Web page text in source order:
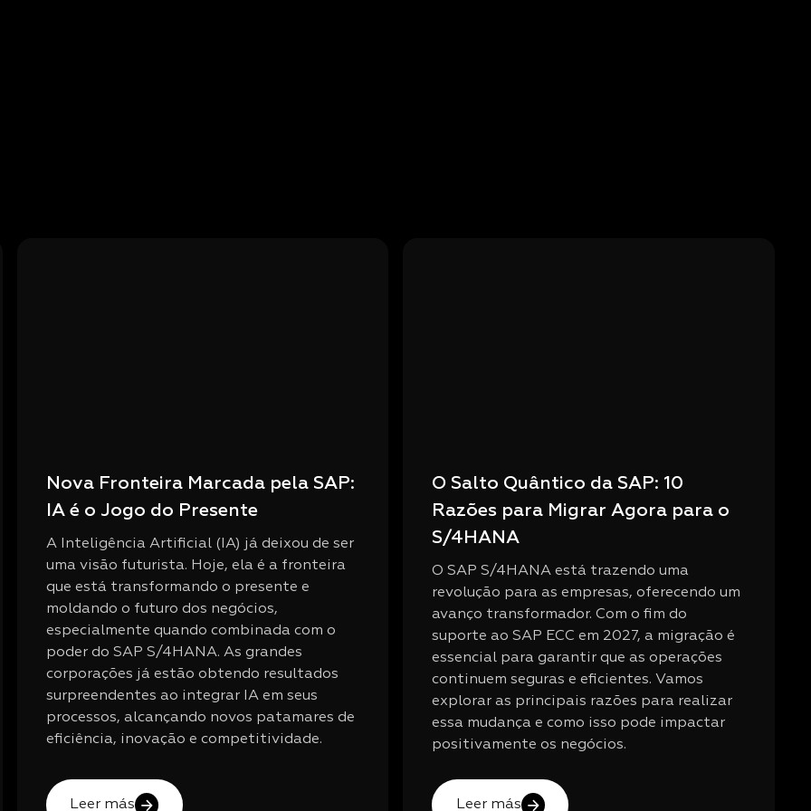
Nova Fronteira Marcada pela SAP:
IA é o Jogo do Presente
A Inteligência Artificial (IA) já deixou de ser
uma visão futurista. Hoje, ela é a fronteira
que está transformando o presente e
moldando o futuro dos negócios,
especialmente quando combinada com o
poder do SAP S/4HANA. As grandes
corporações já estão obtendo resultados
surpreendentes ao integrar IA em seus
processos, alcançando novos patamares de
eficiência, inovação e competitividade.
Leer más
O Salto Quântico da SAP: 10
Razões para Migrar Agora para o
S/4HANA
O SAP S/4HANA está trazendo uma
revolução para as empresas, oferecendo um
avanço transformador. Com o fim do
suporte ao SAP ECC em 2027, a migração é
essencial para garantir que as operações
continuem seguras e eficientes. Vamos
explorar as principais razões para realizar
essa mudança e como isso pode impactar
positivamente os negócios.
Leer más